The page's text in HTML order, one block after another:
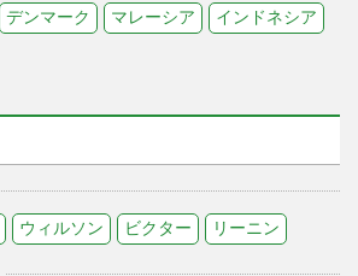
デンマーク マレーシア インドネシア
ウィルソン ビクター リーニン